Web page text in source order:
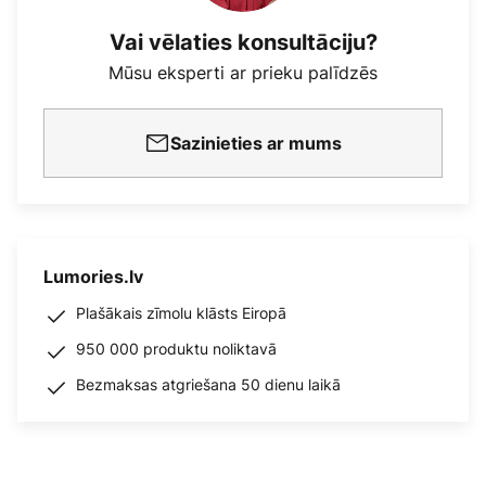
Vai vēlaties konsultāciju?
Mūsu eksperti ar prieku palīdzēs
Sazinieties ar mums
Lumories.lv
Plašākais zīmolu klāsts Eiropā
950 000 produktu noliktavā
Bezmaksas atgriešana 50 dienu laikā